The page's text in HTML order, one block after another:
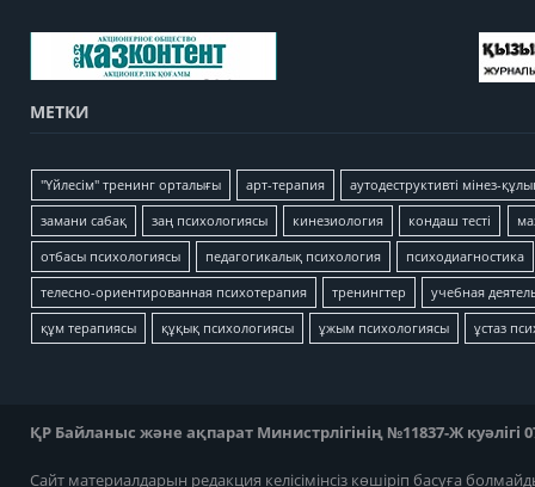
МЕТКИ
"Үйлесім" тренинг орталығы арт-терапия аутодеструктивті мінез-
замани сабақ заң психологиясы кинезиология кондаш тесті
отбасы психологиясы педагогикалық психология психодиагностика
телесно-ориентированная психотерапия тренингтер учебная
құм терапиясы құқық психологиясы ұжым психологиясы ұстаз
ҚР Байланыс және ақпарат Министрлігінің №11837-Ж куәлігі
Сайт материалдарын редакция келісімінсіз көшіріп басуға